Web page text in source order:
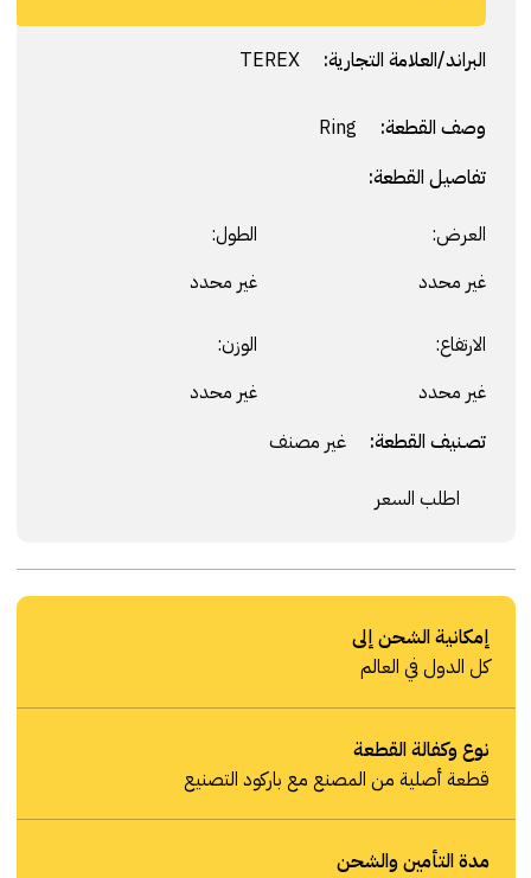
البراند/العلامة التجارية: TEREX
وصف القطعة:
تفاصيل القطعة:
العرض:
غير محدد
الطول:
غير محدد
الارتفاع:
غير محدد
الوزن:
غير محدد
تصنيف القطعة: غير مصنف
اطلب السعر
إمكانية الشحن إلى
كل الدول في العالم
نوع وكفالة القطعة
قطعة أصلية من المصنع مع باركود التصنيع
مدة التأمين والشحن